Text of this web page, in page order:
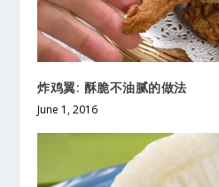
炸鸡翼: 酥脆不油腻的做法
June 1, 2016